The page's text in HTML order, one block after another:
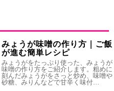
みょうが味噌の作り方｜ご飯
が進む簡単レシピ
みょうがをたっぷり使った、みょうが
味噌の作り方をご紹介します。粗めに
刻んだみょうがをさっと炒め、味噌や
砂糖、みりんなどで甘辛く味付…